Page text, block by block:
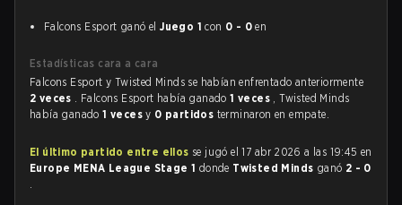
Falcons Esport ganó elJuego 1 con 0 - 0 en
Estadísticas cara a cara
Falcons Esport y Twisted Minds se habían enfrentado anteriormente
2 veces . Falcons Esport había ganado1 veces , Twisted Minds
había ganado1 vecesy 0 partidos terminaron en empate.
El último partido entre ellos se jugó el 17 abr 2026 a las 19:45 en
Europe MENA League Stage 1 donde Twisted Minds ganó 2 - 0
.